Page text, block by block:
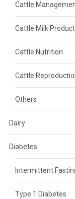
Cattle
Cattle Milk
Cattle Nutrition
Cattle
Others
Dairy
Diabetes
Intermittent
Type 1 Diabetes